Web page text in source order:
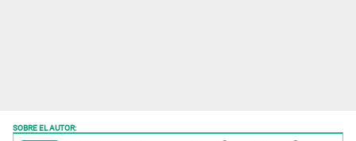
SOBRE EL AUTOR: